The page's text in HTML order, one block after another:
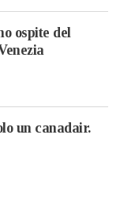
ospite del
un canadair.